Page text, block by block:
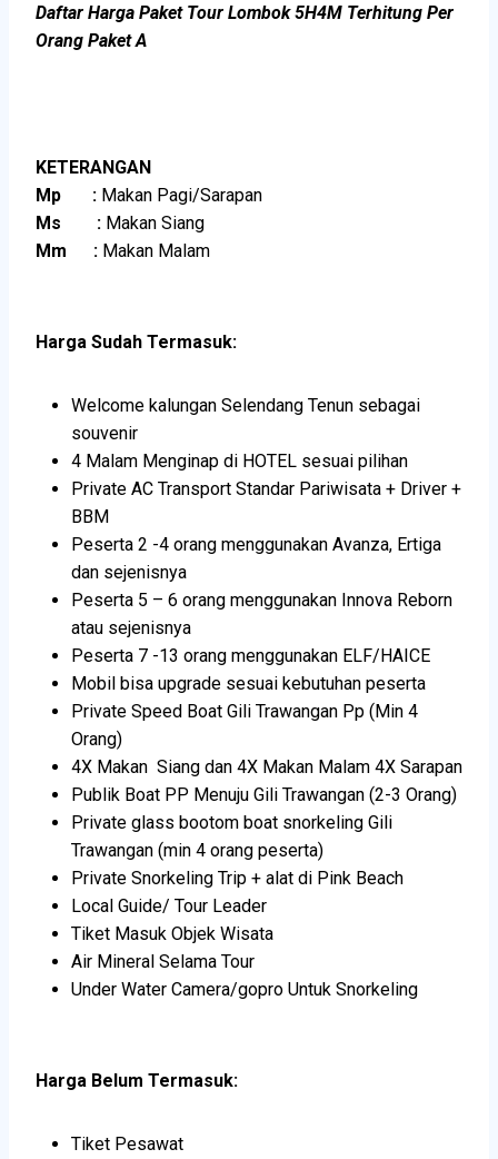
Daftar Harga Paket Tour Lombok 5H4M Terhitung Per
Orang Paket A
KETERANGAN
Mp : Makan Pagi/Sarapan
Ms : Makan Siang
Mm : Makan Malam
Harga Sudah Termasuk:
Welcome kalungan Selendang Tenun sebagai
souvenir
4 Malam Menginap di HOTEL sesuai pilihan
Private AC Transport Standar Pariwisata + Driver +
BBM
Peserta 2 -4 orang menggunakan Avanza, Ertiga
dan sejenisnya
Peserta 5 – 6 orang menggunakan Innova Reborn
atau sejenisnya
Peserta 7 -13 orang menggunakan ELF/HAICE
Mobil bisa upgrade sesuai kebutuhan peserta
Private Speed Boat Gili Trawangan Pp (Min 4
Orang)
4X Makan Siang dan 4X Makan Malam 4X Sarapan
Publik Boat PP Menuju Gili Trawangan (2-3 Orang)
Private glass bootom boat snorkeling Gili
Trawangan (min 4 orang peserta)
Private Snorkeling Trip + alat di Pink Beach
Local Guide/ Tour Leader
Tiket Masuk Objek Wisata
Air Mineral Selama Tour
Under Water Camera/gopro Untuk Snorkeling
Harga Belum Termasuk:
Tiket Pesawat